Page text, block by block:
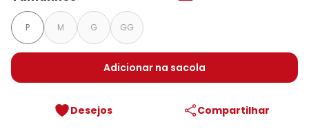
P M G GG
Adicionar na sacola
Desejos Compartilhar